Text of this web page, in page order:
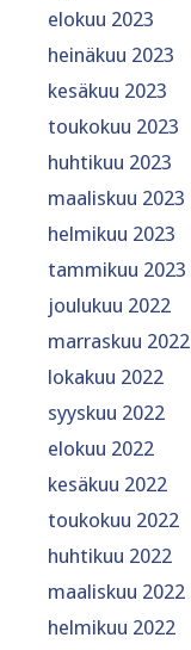
elokuu 2023
heinäkuu 2023
kesäkuu 2023
toukokuu 2023
huhtikuu 2023
maaliskuu 2023
helmikuu 2023
tammikuu 2023
joulukuu 2022
marraskuu 2022
lokakuu 2022
syyskuu 2022
elokuu 2022
kesäkuu 2022
toukokuu 2022
huhtikuu 2022
maaliskuu 2022
helmikuu 2022